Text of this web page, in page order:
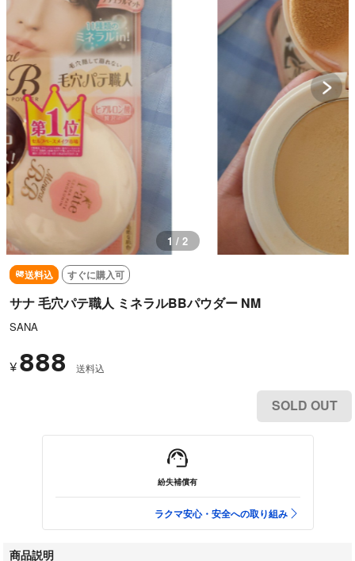
1 / 2
送料込 すぐに購入可
サナ 毛穴パテ職人 ミネラルBBパウダー NM
SANA
¥ 888 送料込
SOLD OUT
紛失補償有
ラクマ安心・安全への取り組み
商品説明